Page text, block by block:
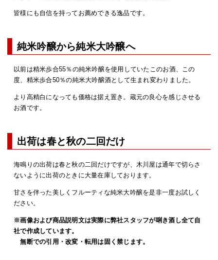
皆様にも自信を持ってお薦めできる逸品です。
純米吟醸から純米大吟醸へ
以前は精米歩合55％の純米吟醸を使用していたこのお酒、この
度、精米歩合50％の純米大吟醸酒として生まれ変わりました。
より高精白になっても価格は据え置き。蔵元の良心を感じさせる
お酒です。
出荷は春と秋の二回だけ
海鳴りの出荷は春と秋の二回だけですが、木川屋は通年で切らさ
ないように出荷のときに大量在庫しております。
甘さを伴った美しくフルーティな純米大吟醸を是非一度お試しく
ださい。
※画像および商品説明文は実際に弊社スタッフが唎き酒し全て自
社で作成しています。
無断での引用・改変・転用は固く禁じます。